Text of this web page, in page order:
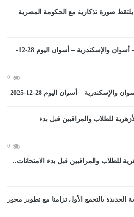
صورة تذكارية مع الحكومة المصرية
0
– أسوان اليوم 28-12-2025
0
للطلاب والمراقبين قبل بدء الامتحانات..